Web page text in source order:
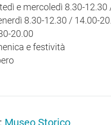
e mercoledì 8.30-
8.30-12.30 / 14.00-
20.00
e festività